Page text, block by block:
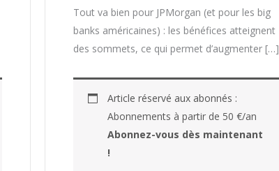
Tout va bien pour JPMorgan (et pour les big
banks américaines) : les bénéfices atteignent
des sommets, ce qui permet d’augmenter […]
Article réservé aux abonnés :
Abonnements à partir de 50 €/an
Abonnez-vous dès maintenant
!